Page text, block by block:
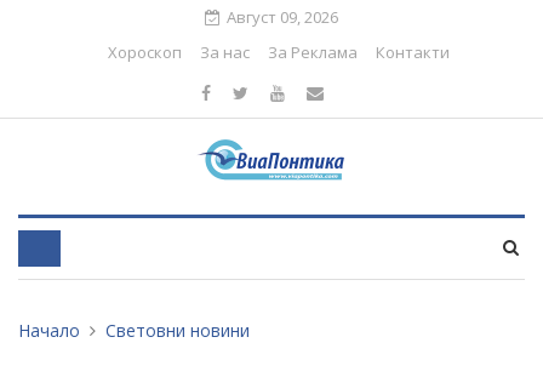
Август 09, 2026
Хороскоп
За нас За Реклама Контакти
Начало Световни новини